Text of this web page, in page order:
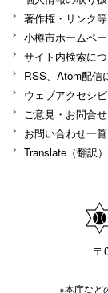
著作権・リンク等
小樽市ホームペ
サイト内検索に
RSS、Atom配信
ウェブアクセシ
ご意見・お問合
お問い合わせ一覧
Translate（翻訳）
〒
※本庁など